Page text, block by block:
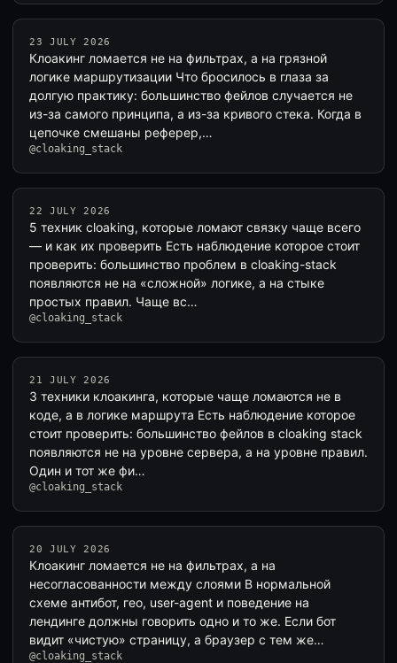
23 JULY 2026
Клоакинг ломается не на фильтрах, а на грязной
логике маршрутизации Что бросилось в глаза за
долгую практику: большинство фейлов случается не
из-за самого принципа, а из-за кривого стека. Когда в
цепочке смешаны реферер,…
@cloaking_stack
22 JULY 2026
5 техник cloaking, которые ломают связку чаще всего
— и как их проверить Есть наблюдение которое стоит
проверить: большинство проблем в cloaking-stack
появляются не на «сложной» логике, а на стыке
простых правил. Чаще вс…
@cloaking_stack
21 JULY 2026
3 техники клоакинга, которые чаще ломаются не в
коде, а в логике маршрута Есть наблюдение которое
стоит проверить: большинство фейлов в cloaking stack
появляются не на уровне сервера, а на уровне правил.
Один и тот же фи…
@cloaking_stack
20 JULY 2026
Клоакинг ломается не на фильтрах, а на
несогласованности между слоями В нормальной
схеме антибот, гео, user-agent и поведение на
лендинге должны говорить одно и то же. Если бот
видит «чистую» страницу, а браузер с тем же…
@cloaking_stack